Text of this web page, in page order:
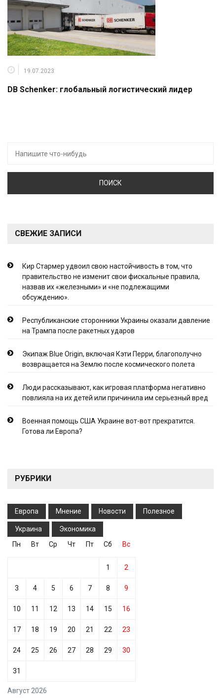
19.07.2023
DB Schenker: глобальный логистический лидер
СВЕЖИЕ ЗАПИСИ
Кир Стармер удвоил свою настойчивость в том, что
правительство не изменит свои фискальные правила,
назвав их «железными» и «не подлежащими
обсуждению».
Республиканские сторонники Украины оказали давление
на Трампа после ракетных ударов
Экипаж Blue Origin, включая Кэти Перри, благополучно
возвращается на Землю после космического полета
Люди рассказывают, как игровая платформа негативно
повлияла на их детей или причинила им серьезный вред
Военная помощь США Украине вот-вот прекратится.
Готова ли Европа?
РУБРИКИ
Европа Мнение Новости Полезное
Украина Экономика
Август 2026
Пн Вт Ср Чт Пт Сб Вс
1 2
3 4 5 6 7 8 9
10 11 12 13 14 15 16
17 18 19 20 21 22 23
24 25 26 27 28 29 30
31